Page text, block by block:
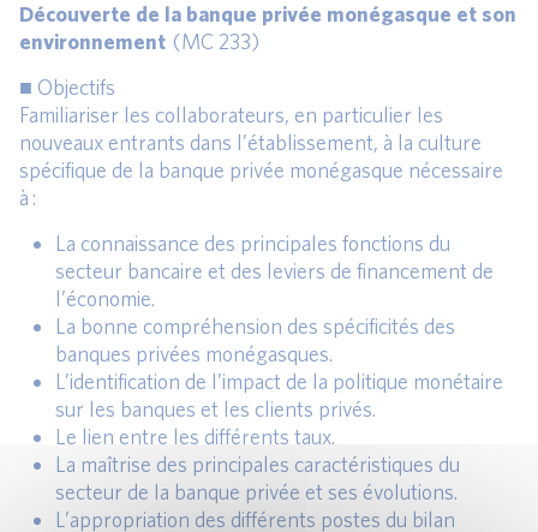
Découverte de la banque privée monégasque et son
environnement (MC 233)
■ Objectifs
Familiariser les collaborateurs, en particulier les
nouveaux entrants dans l’établissement, à la culture
spécifique de la banque privée monégasque nécessaire
à :
La connaissance des principales fonctions du
secteur bancaire et des leviers de financement de
l’économie.
La bonne compréhension des spécificités des
banques privées monégasques.
L’identification de l’impact de la politique monétaire
sur les banques et les clients privés.
Le lien entre les différents taux.
La maîtrise des principales caractéristiques du
secteur de la banque privée et ses évolutions.
L’appropriation des différents postes du bilan